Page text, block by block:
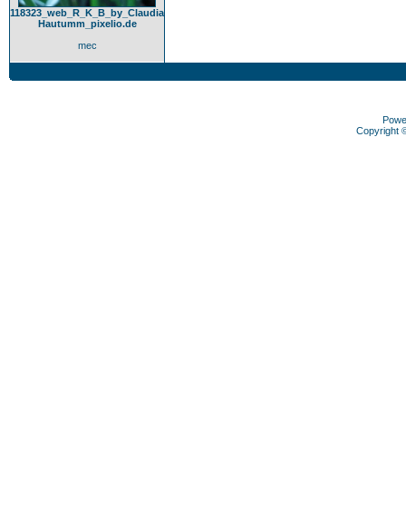
118323_web_R_K_B_by_Claudia
Hautumm_pixelio.de
mec
Copyright